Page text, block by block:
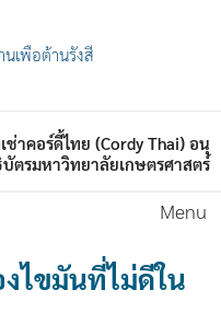
นเพื่อต้านรังสี
าคอร์ดี้ไทย (Cordy Thai) อนุ
ตรมหาวิทยาลัยเกษตรศาสตร์
Menu
ไขมันที่ไม่ดีใน